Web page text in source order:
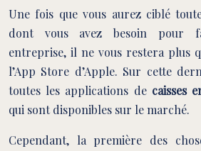
Une fois que vous aurez ciblé
dont vous avez besoin pour
entreprise, il ne vous restera plus
l’App Store d’Apple. Sur cette
toutes les applications decaisses
qui sont disponibles sur le marché.
Cependant, la première des